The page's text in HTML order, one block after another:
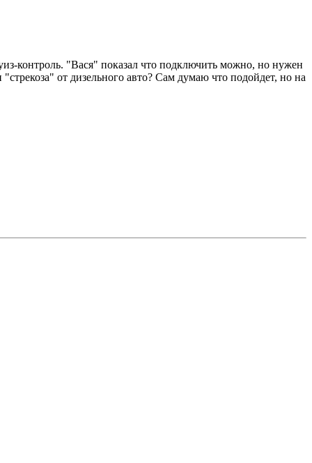
контроль. "Вася" показал что подключить можно, но нужен
от дизельного авто? Сам думаю что подойдет, но на